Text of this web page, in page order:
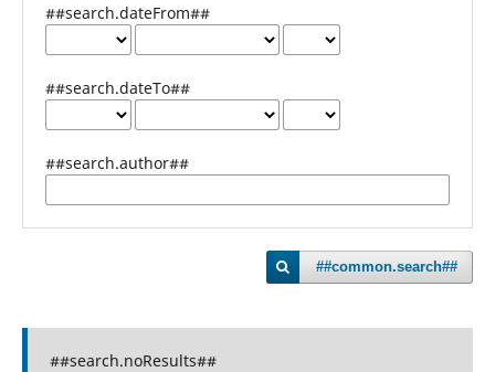
##search.dateFrom##
##search.dateTo##
##search.author##
##common.search##
##search.noResults##